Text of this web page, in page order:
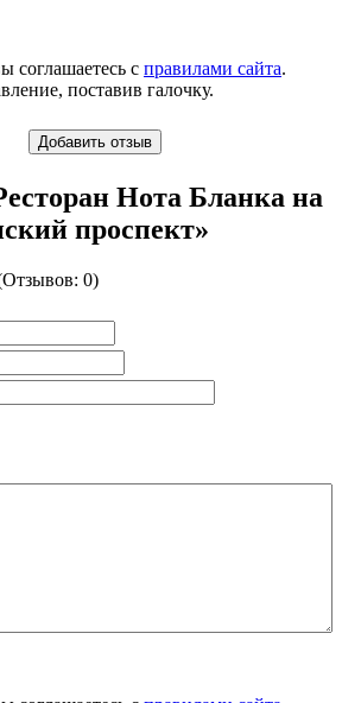
соглашаетесь с правилами сайта.
поставив галочку.
Добавить отзыв
Нота Бланка на
проспект»
0)